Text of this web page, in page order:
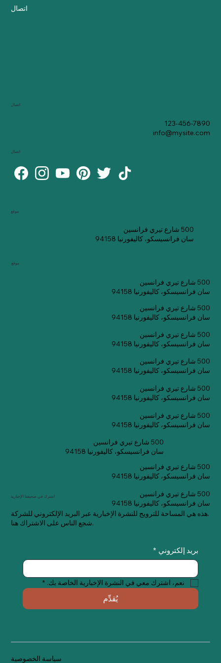
اتصال
موقع
500 شارع تيري فرانسين
سان فرانسيسكو، كاليفورنيا 94158
موقع
500 شارع تيري فرانسين
سان فرانسيسكو، كاليفورنيا 94158
500 شارع تيري فرانسين
سان فرانسيسكو، كاليفورنيا 94158
500 شارع تيري فرانسين
سان فرانسيسكو، كاليفورنيا 94158
500 شارع تيري فرانسين
سان فرانسيسكو، كاليفورنيا 94158
500 شارع تيري فرانسين
سان فرانسيسكو، كاليفورنيا 94158
500 شارع تيري فرانسين
سان فرانسيسكو، كاليفورنيا 94158
500 شارع تيري فرانسين
سان فرانسيسكو، كاليفورنيا 94158
500 شارع تيري فرانسين
سان فرانسيسكو، كاليفورنيا 94158
500 شارع تيري فرانسين
سان فرانسيسكو، كاليفورنيا 94158
اتصال
123-456-7890
info@mysite.com
اتصال
اشترك في صحيفتنا الإخبارية
هذه هي المساحة للترويج للنشرة الإخبارية عبر البريد الإلكتروني للشركة.
شجع الناس على الاشتراك هنا.
بريد إلكتروني *
نعم، اشترك معي في النشرة الإخبارية الخاصة بك. *
يُقدِّم
سياسة الخصوصية